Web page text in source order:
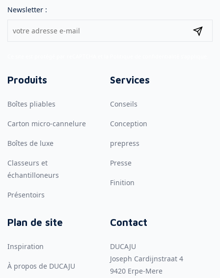
Newsletter :
Produits
Boîtes pliables
Carton micro-cannelure
Boîtes de luxe
Classeurs et
échantilloneurs
Présentoirs
Services
Conseils
Conception
prepress
Presse
Finition
Plan de site
Inspiration
À propos de DUCAJU
Contact
DUCAJU
Joseph Cardijnstraat 4
9420 Erpe-Mere